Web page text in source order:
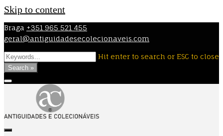
Skip to content
Braga +351 965 521 455
geral@antiguidadesecolecionaveis.com
Hit enter to search or ESC to close
Search »